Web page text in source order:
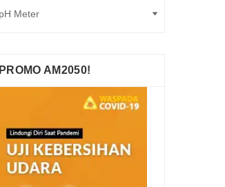
PROMO AM2050!